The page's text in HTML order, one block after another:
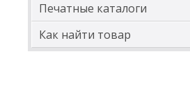
Печатные каталоги
Как найти товар